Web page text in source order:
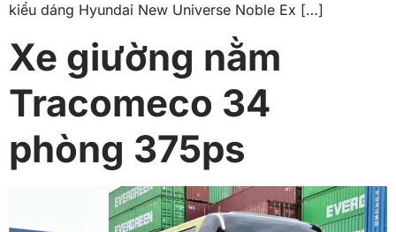
kiểu dáng Hyundai New Universe Noble Ex […]
Xe giường nằm
Tracomeco 34
phòng 375ps